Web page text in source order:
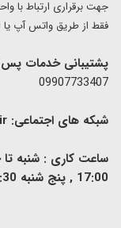
​​جهت برقراری ارتباط با
فقط از طریق واتس آپ یا ایتا با شماره
پشتیبانی خدمات
09907733407
شبکه های اجتماعی:
17:00 , پنج شنبه 9:30 الی 13